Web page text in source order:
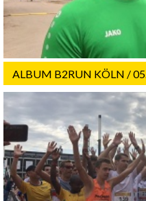
ALBUM B2RUN KÖLN /